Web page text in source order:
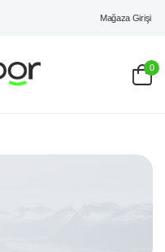
Mağaza Girişi
0